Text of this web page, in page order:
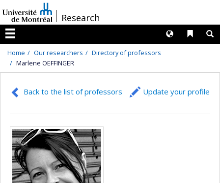
au
contenu
/Research
Menu
Liens
Langues
Home Our researchers
Directory of professors
Marlene OEFFINGER
Back to the list of professors Update your profile